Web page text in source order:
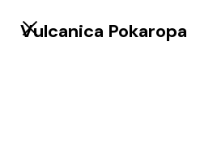
Vulcanica Pokaropa